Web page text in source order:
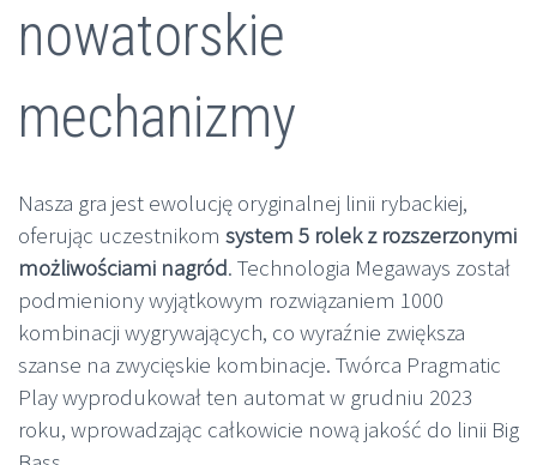
nowatorskie
mechanizmy
Nasza gra jest ewolucję oryginalnej linii rybackiej,
oferując uczestnikom system 5 rolek z rozszerzonymi
możliwościami nagród. Technologia Megaways został
podmieniony wyjątkowym rozwiązaniem 1000
kombinacji wygrywających, co wyraźnie zwiększa
szanse na zwycięskie kombinacje. Twórca Pragmatic
Play wyprodukował ten automat w grudniu 2023
roku, wprowadzając całkowicie nową jakość do linii Big